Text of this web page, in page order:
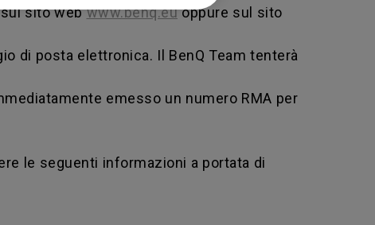
sul sito webwww.benq.euoppure sul sito
di posta elettronica. Il BenQ Team tenterà
emesso un numero RMA per
le seguenti informazioni a portata di